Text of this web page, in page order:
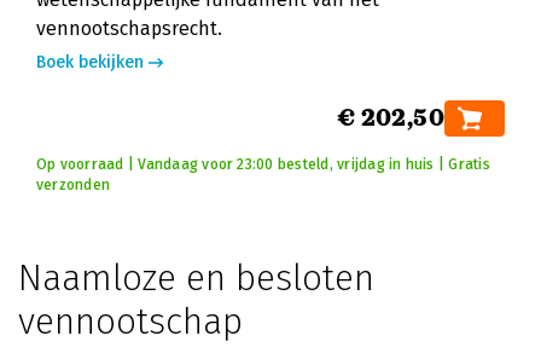
vennootschapsrecht.
Boek bekijken
€ 202,50
Op voorraad | Vandaag voor 23:00 besteld, vrijdag in huis | Gratis
verzonden
Naamloze en besloten
vennootschap